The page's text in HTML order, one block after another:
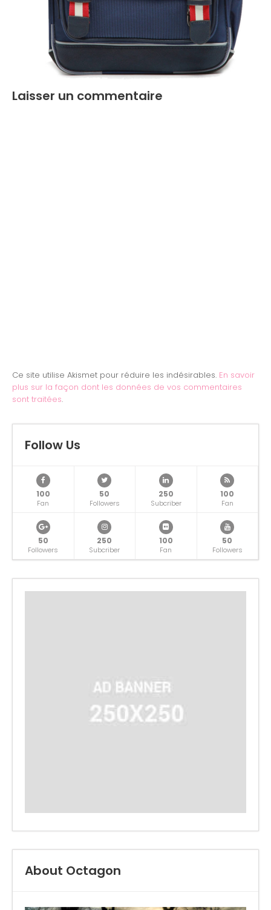
Laisser un commentaire
Ce site utilise Akismet pour réduire les indésirables. En savoir
plus sur la façon dont les données de vos commentaires
sont traitées.
Follow Us
100
Fan
50
Followers
250
Subcriber
100
Fan
50
Followers
250
Subcriber
100
Fan
50
Followers
About Octagon